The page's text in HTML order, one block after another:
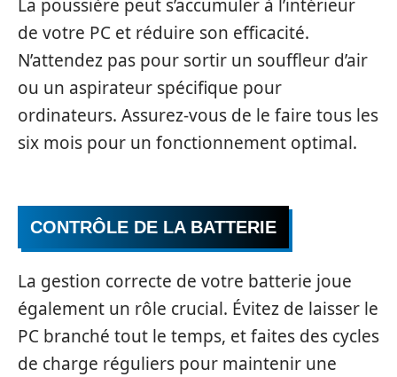
La poussière peut s’accumuler à l’intérieur
de votre PC et réduire son efficacité.
N’attendez pas pour sortir un souffleur d’air
ou un aspirateur spécifique pour
ordinateurs. Assurez-vous de le faire tous les
six mois pour un fonctionnement optimal.
CONTRÔLE DE LA BATTERIE
La gestion correcte de votre batterie joue
également un rôle crucial. Évitez de laisser le
PC branché tout le temps, et faites des cycles
de charge réguliers pour maintenir une